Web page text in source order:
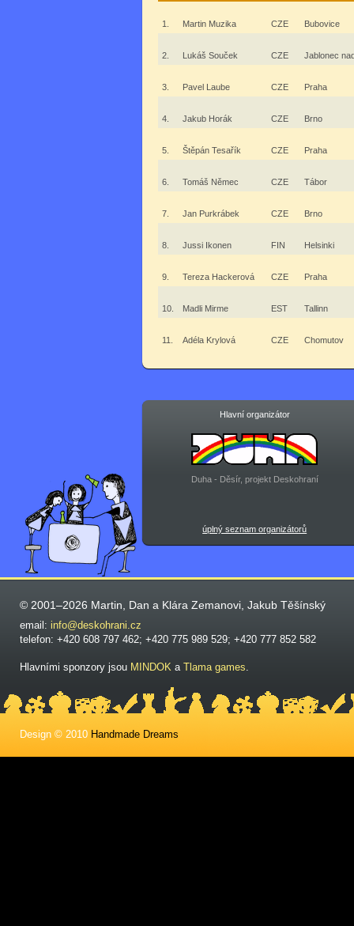
1. Martin Muzika CZE Bubovice
2. Lukáš Souček CZE Jablonec
3. Pavel Laube CZE Praha
4. Jakub Horák CZE Brno
5. Štěpán Tesařík CZE Praha
6. Tomáš Němec CZE Tábor
7. Jan Purkrábek CZE Brno
8. Jussi Ikonen FIN Helsinki
9. Tereza Hackerová CZE Praha
10. Madli Mirme EST Tallinn
11. Adéla Krylová CZE Chomutov
Hlavní organizátor
Duha - Děsír, projekt Deskohraní
úplný seznam organizátorů
© 2001–2026 Martin, Dan a Klára Zemanovi, Jakub Těšínský
email: info@deskohrani.cz
telefon: +420 608 797 462; +420 775 989 529; +420 777 852 582
Hlavními sponzory jsou MINDOK a Tlama games.
Design © 2010 Handmade Dreams